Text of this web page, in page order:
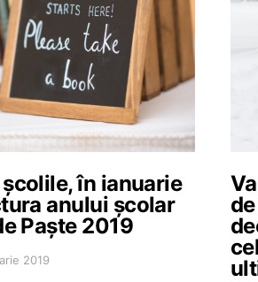
în ianuarie
anului școlar
Paște 2019
2019